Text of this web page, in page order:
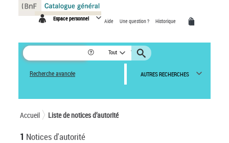
Espace personnel Aide Une question ? Historique
Tout
Recherche avancée AUTRES RECHERCHES
Accueil Liste de notices d’autorité
1 Notices d'autorité
Panneau de gestion des cookies